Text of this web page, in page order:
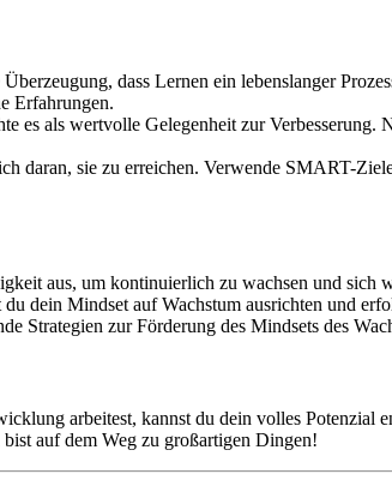
dass Lernen ein lebenslanger
Erfahrungen.
es als wertvolle Gelegenheit zur Verbesserung.
daran, sie zu erreichen. Verwende SMART-
aus, um kontinuierlich zu wachsen und sich
du dein Mindset auf Wachstum ausrichten und
Strategien zur Förderung des Mindsets des
arbeitest, kannst du dein volles Potenzial
auf dem Weg zu großartigen Dingen!